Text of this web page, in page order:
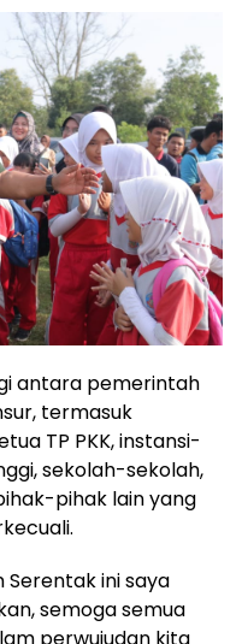
antara pemerintah
termasuk
TP PKK, instansi-
sekolah-sekolah,
pihak lain yang
Serentak ini saya
semoga semua